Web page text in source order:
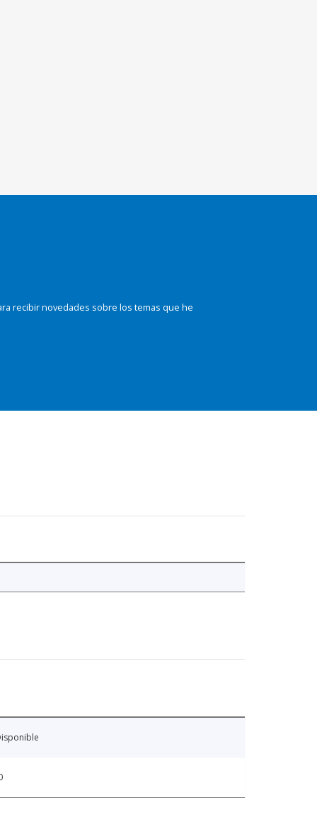
recibir novedades sobre los temas que he